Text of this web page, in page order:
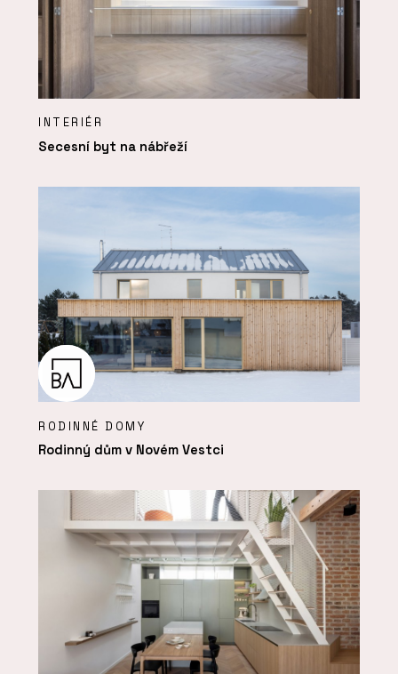
INTERIÉR
Secesní byt na nábřeží
RODINNÉ DOMY
Rodinný dům v Novém Vestci